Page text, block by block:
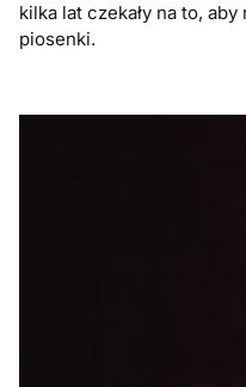
kilka lat czekały na to, aby
piosenki.